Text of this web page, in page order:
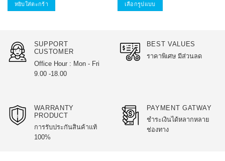
หยิบใส่ตะกร้า เลือกรูปแบบ
multiple
variants.
chosen
on
SUPPORT
CUSTOMER
Office Hour : Mon - Fri
9.00 -18.00
BEST VALUES
ราคาพิเศษ มีส่วนลด
WARRANTY
PRODUCT
การรับประกันสินค้าแท้
100%
PAYMENT GATWAY
ชำระเงินได้หลากหลาย
ช่องทาง